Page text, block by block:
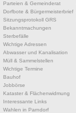
Parteien & Gemeinderat
Dorfbote & Bürgermeisterbrief
Sitzungsprotokoll GRS
Bekanntmachungen
Sterbefälle
Wichtige Adressen
Abwasser und Kanalisation
Müll & Sammelstellen
Wichtige Termine
Bauhof
Jobbörse
Kataster & Flächenwidmung
Interessante Links
Wahlen in Parndorf